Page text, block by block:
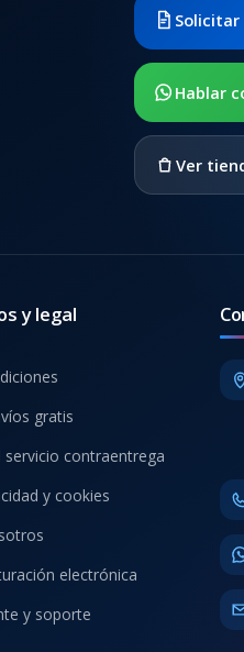
Hablar
Ver
y legal
gratis
servicio contraentrega
y cookies
electrónica
y soporte